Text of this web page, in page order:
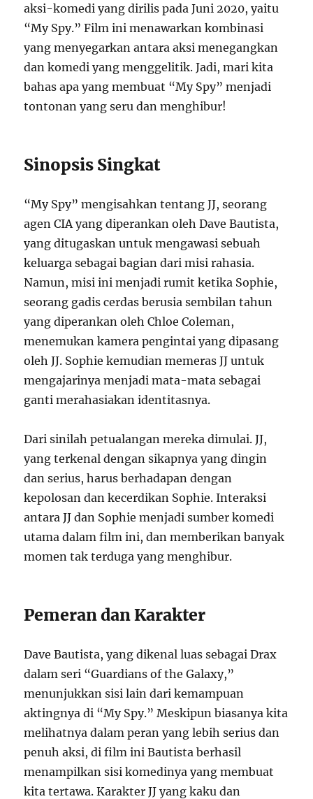
aksi-komedi yang dirilis pada Juni 2020, yaitu
“My Spy.” Film ini menawarkan kombinasi
yang menyegarkan antara aksi menegangkan
dan komedi yang menggelitik. Jadi, mari kita
bahas apa yang membuat “My Spy” menjadi
tontonan yang seru dan menghibur!
Sinopsis Singkat
“My Spy” mengisahkan tentang JJ, seorang
agen CIA yang diperankan oleh Dave Bautista,
yang ditugaskan untuk mengawasi sebuah
keluarga sebagai bagian dari misi rahasia.
Namun, misi ini menjadi rumit ketika Sophie,
seorang gadis cerdas berusia sembilan tahun
yang diperankan oleh Chloe Coleman,
menemukan kamera pengintai yang dipasang
oleh JJ. Sophie kemudian memeras JJ untuk
mengajarinya menjadi mata-mata sebagai
ganti merahasiakan identitasnya.
Dari sinilah petualangan mereka dimulai. JJ,
yang terkenal dengan sikapnya yang dingin
dan serius, harus berhadapan dengan
kepolosan dan kecerdikan Sophie. Interaksi
antara JJ dan Sophie menjadi sumber komedi
utama dalam film ini, dan memberikan banyak
momen tak terduga yang menghibur.
Pemeran dan Karakter
Dave Bautista, yang dikenal luas sebagai Drax
dalam seri “Guardians of the Galaxy,”
menunjukkan sisi lain dari kemampuan
aktingnya di “My Spy.” Meskipun biasanya kita
melihatnya dalam peran yang lebih serius dan
penuh aksi, di film ini Bautista berhasil
menampilkan sisi komedinya yang membuat
kita tertawa. Karakter JJ yang kaku dan